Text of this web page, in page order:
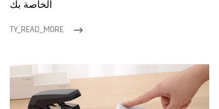
الخاصة بك
TY_READ_MORE